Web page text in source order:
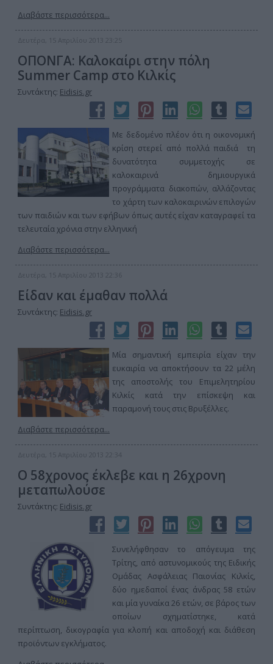
Διαβάστε περισσότερα...
Δευτέρα, 15 Απριλίου 2013 23:25
ΟΠΟΝΓΑ: Καλοκαίρι στην πόλη
Summer Camp στο Κιλκίς
Συντάκτης: Eidisis.gr
Με δεδομένο πλέον ότι η οικονομική
κρίση στερεί από πολλά παιδιά τη
δυνατότητα συμμετοχής σε
καλοκαιρινά δημιουργικά
προγράμματα διακοπών, αλλάζοντας
το χάρτη των καλοκαιρινών επιλογών
των παιδιών και των εφήβων όπως αυτές είχαν καταγραφεί τα
τελευταία χρόνια στην ελληνική
Διαβάστε περισσότερα...
Δευτέρα, 15 Απριλίου 2013 22:36
Είδαν και έμαθαν πολλά
Συντάκτης: Eidisis.gr
Μία σημαντική εμπειρία είχαν την
ευκαιρία να αποκτήσουν τα 22 μέλη
της αποστολής του Επιμελητηρίου
Κιλκίς κατά την επίσκεψη και
παραμονή τους στις Βρυξέλλες.
Διαβάστε περισσότερα...
Δευτέρα, 15 Απριλίου 2013 22:34
Ο 58χρονος έκλεβε και η 26χρονη
μεταπωλούσε
Συντάκτης: Eidisis.gr
Συνελήφθησαν το απόγευμα της
Τρίτης, από αστυνομικούς της Ειδικής
Ομάδας Ασφάλειας Παιονίας Κιλκίς,
δύο ημεδαποί ένας άνδρας 58 ετών
και μία γυναίκα 26 ετών, σε βάρος των
οποίων σχηματίστηκε, κατά
περίπτωση, δικογραφία για κλοπή και αποδοχή και διάθεση
προϊόντων εγκλήματος.